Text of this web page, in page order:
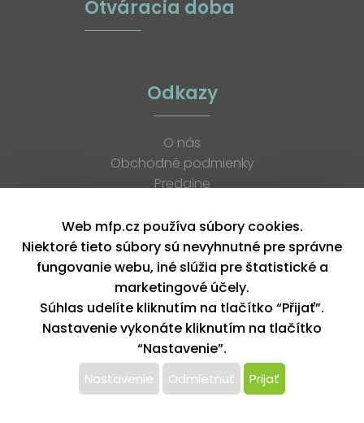
Otváracia doba
Odkazy
O nás
Obchodné podmienky
Predajne
K stiahnutiu
Blog
Kontakt
Kariéra
XML feed
Copyright © 2026, MFP paper s. r. o. | Všetky práva vyhradené
design by MFP
Tento web používa k poskytovaniu služieb,
Web mfp.cz používa súbory cookies.
Niektoré tieto súbory sú nevyhnutné pre správne
fungovanie webu, iné slúžia pre štatistické a
marketingové účely.
Súhlas udelíte kliknutím na tlačítko “Přijať”.
Nastavenie vykonáte kliknutím na tlačítko
“Nastavenie”.
Nastavenie Odmietnuť Prijať